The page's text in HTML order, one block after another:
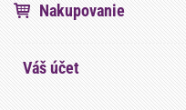
Nakupovanie
Váš účet